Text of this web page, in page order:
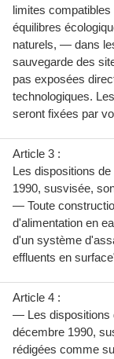
limites
équilibres
naturels, — dans
sauvegarde des
pas exposées
technologiques.
seront fixées par
Article 3 :
Les dispositions
1990, susvisée,
— Toute
d'alimentation en
d'un système
effluents en
Article 4 :
— Les dispositions
décembre 1990,
rédigées comme